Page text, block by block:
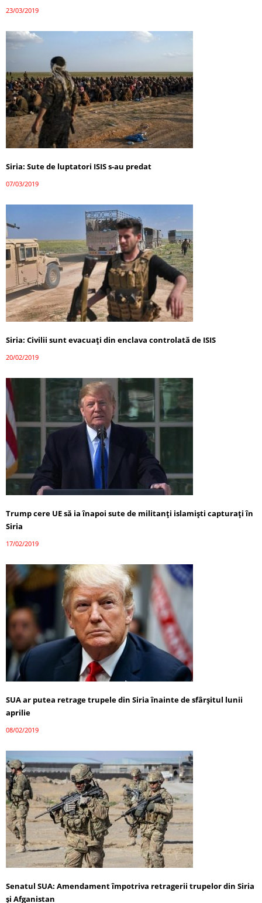
23/03/2019
Siria: Sute de luptatori ISIS s-au predat
07/03/2019
Siria: Civilii sunt evacuați din enclava controlată de ISIS
20/02/2019
Trump cere UE să ia înapoi sute de militanţi islamişti capturaţi în
Siria
17/02/2019
SUA ar putea retrage trupele din Siria înainte de sfârşitul lunii
aprilie
08/02/2019
Senatul SUA: Amendament împotriva retragerii trupelor din Siria
şi Afganistan